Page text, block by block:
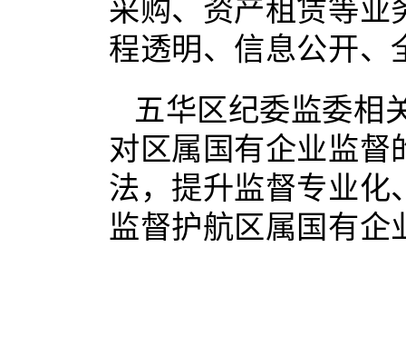
采购、资产租赁等业
程透明、信息公开、
五华区纪委监委相
对区属国有企业监
法，提升监督专业化
监督护航区属国有企